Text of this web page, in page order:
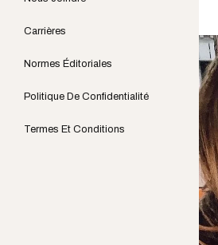
Carrières
Normes Éditoriales
Politique De Confidentialité
Termes Et Conditions